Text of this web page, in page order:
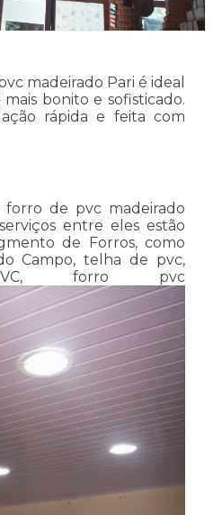
madeirado Pari é ideal
bonito e sofisticado.
rápida e feita com
forro de pvc madeirado
entre eles estão
de Forros, como
Campo, telha de pvc,
forro pvc